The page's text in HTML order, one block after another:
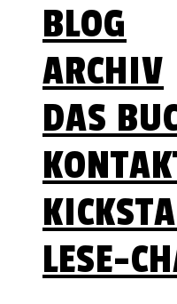
BLOG
ARCHIV
DAS
LESE-